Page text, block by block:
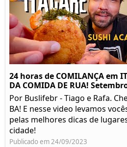
24 horas de COMILANÇA em
DA COMIDA DE RUA!
Por Buslifebr - Tiago e Rafa.
BA! E nesse video levamos
pelas melhores dicas de
cidade!
Publicado em 24/09/2023